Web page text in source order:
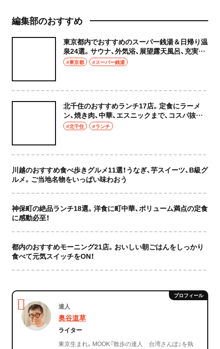
編集部のおすすめ
東京都内でおすすめのスーパー銭湯＆日帰り温
泉24選。サウナ、外気浴、展望露天風呂、充実の
癒やし空間へ
#東京都 #スーパー銭湯
北千住のおすすめランチ17店。定食にラーメ
ン、焼き肉、中華、エスニックまで、コスパ抜群
な店もおしゃれな店も網羅してご紹介！
#北千住 #ランチ
川越のおすすめ食べ歩きグルメ11選！うなぎ、芋スイーツ、B級グ
ルメ。ご当地名物をいっぱい味わおう
神保町の絶品ランチ18選。洋食に町中華、ボリューム満点の定食
に感動必至！
都内のおすすめモーニング21店。おいしい朝ごはんをしっかり
食べて元気スイッチをON！
達人
奥谷道草
ライター
東京生まれ。MOOK『散歩の達人 台湾さんぽ』を執